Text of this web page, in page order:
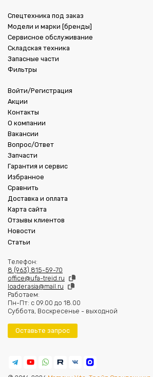
Спецтехника под заказ
Модели и марки [бренды]
Сервисное обслуживание
Складская техника
Запасные части
Фильтры
Войти/Регистрация
Акции
Контакты
О компании
Вакансии
Вопрос/Ответ
Запчасти
Гарантия и сервис
Избранное
Сравнить
Доставка и оплата
Карта сайта
Отзывы клиентов
Новости
Статьи
Телефон:
8 (963) 815-59-70
office@ufa-treid.ru
loader.asia@mail.ru
Работаем:
Пн-Пт: с 09.00 до 18.00
Суббота, Воскресенье - выходной
Оставьте запрос